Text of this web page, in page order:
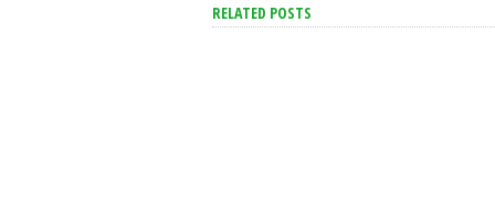
RELATED POSTS